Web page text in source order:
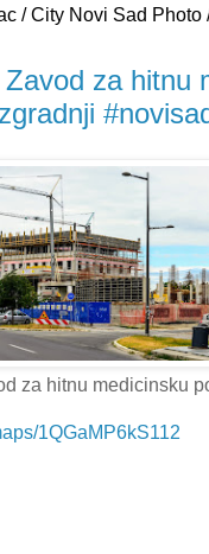
/ City Novi Sad Photo
za hitnu
za hitnu medicinsku
1QGaMP6kS112